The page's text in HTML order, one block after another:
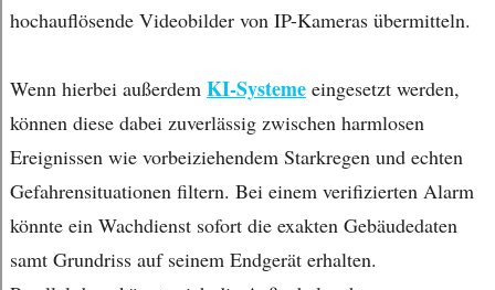
hochauflösende Videobilder von IP-Kameras übermitteln.
Wenn hierbei außerdem KI-Systemeeingesetzt werden,
können diese dabei zuverlässig zwischen harmlosen
Ereignissen wie vorbeiziehendem Starkregen und echten
Gefahrensituationen filtern. Bei einem verifizierten Alarm
könnte ein Wachdienst sofort die exakten Gebäudedaten
samt Grundriss auf seinem Endgerät erhalten.